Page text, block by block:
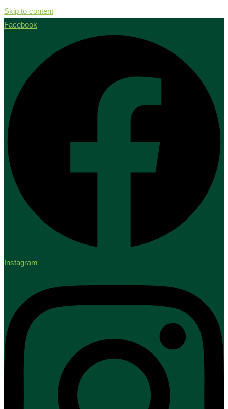
Skip to content
Facebook
Instagram